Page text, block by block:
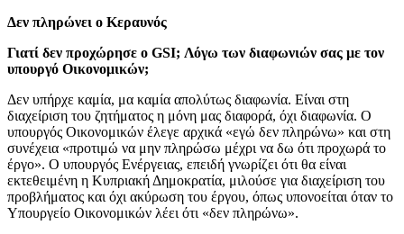
Δεν πληρώνει ο Κεραυνός
Γιατί δεν προχώρησε ο GSI; Λόγω των διαφωνιών σας με τον
υπουργό Οικονομικών;
Δεν υπήρχε καμία, μα καμία απολύτως διαφωνία. Είναι στη
διαχείριση του ζητήματος η μόνη μας διαφορά, όχι διαφωνία. Ο
υπουργός Οικονομικών έλεγε αρχικά «εγώ δεν πληρώνω» και στη
συνέχεια «προτιμώ να μην πληρώσω μέχρι να δω ότι προχωρά το
έργο». Ο υπουργός Ενέργειας, επειδή γνωρίζει ότι θα είναι
εκτεθειμένη η Κυπριακή Δημοκρατία, μιλούσε για διαχείριση του
προβλήματος και όχι ακύρωση του έργου, όπως υπονοείται όταν το
Υπουργείο Οικονομικών λέει ότι «δεν πληρώνω».